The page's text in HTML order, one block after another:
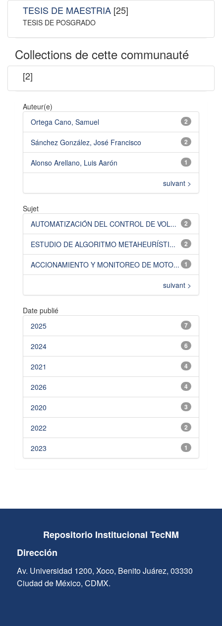
TESIS DE MAESTRIA [25]
TESIS DE POSGRADO
Collections de cette communauté
[2]
Auteur(e)
2
Ortega Cano, Samuel
2
Sánchez González, José Francisco
1
Alonso Arellano, Luis Aarón
suivant >
Sujet
2
AUTOMATIZACIÓN DEL CONTROL DE VOL...
2
ESTUDIO DE ALGORITMO METAHEURÍSTI...
1
ACCIONAMIENTO Y MONITOREO DE MOTO...
suivant >
Date publié
7
2025
6
2024
4
2021
4
2026
3
2020
2
2022
1
2023
Repositorio Institucional TecNM
Dirección
Av. Universidad 1200, Xoco, Benito Juárez, 03330
Ciudad de México, CDMX.